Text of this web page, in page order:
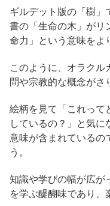
ギルデット版の「樹」
書の「生命の木」がリ
命力」という意味をよ
このように、オラクル
問や宗教的な概念がさ
絵柄を見て「これって
しているの？」と気に
意味が含まれているの
う。
知識や学びの幅が広が
を学ぶ醍醐味であり、